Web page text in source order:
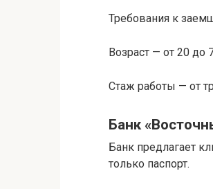
Требования к
Возраст — от 20 до
Стаж работы — от
Банк
Банк предлагает
только паспорт.